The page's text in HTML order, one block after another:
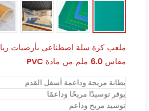
ملعب كرة سلة اصطناعي بأرضيات
مقاس 6.0 ملم من مادة PVC
بطانة مريحة وداعمة أسفل القدم
يوفر توسيدًا مريحًا وداعمًا
توسيد مريح وداعم